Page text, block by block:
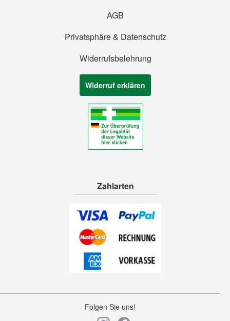
AGB
Privatsphäre & Datenschutz
Widerrufsbelehrung
Widerruf erklären
Zahlarten
Folgen Sie uns!